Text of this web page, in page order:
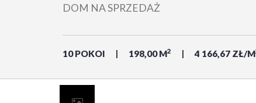
DOM NA SPRZEDAŻ
10 POKOI 198,00 M2 4 166,67 ZŁ/M